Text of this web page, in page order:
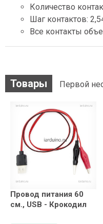
Количество
Шаг контактов:
Все контакты
Товары Первой
Провод питания 60
см., USB - Крокодил